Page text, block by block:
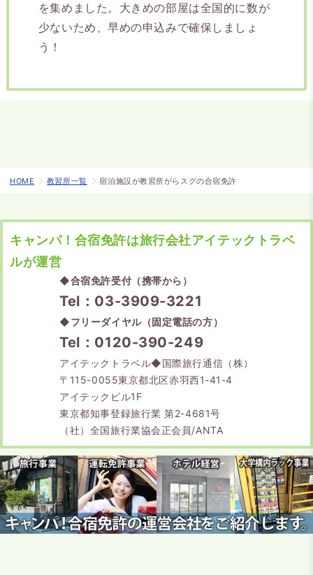
を集めました。大きめの部屋は全国的に数が
少ないため、早めの申込みで確保しましょ
う！
HOME 教習所一覧 宿泊施設が教習所がらスグの合宿免許
キャンパ！合宿免許は旅行会社アイテックトラベ
ルが運営
◆合宿免許受付（携帯から）
Tel：03-3909-3221
◆フリーダイヤル（固定電話の方）
Tel：0120-390-249
アイテックトラベル◆国際旅行通信（株）
〒115-0055東京都北区赤羽西1-41-4
アイテックビル1F
東京都知事登録旅行業 第2-4681号
（社）全国旅行業協会正会員/ANTA